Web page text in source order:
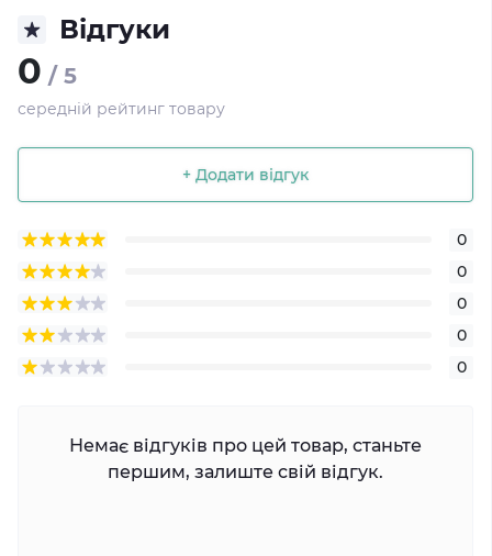
Відгуки
0 / 5
середній рейтинг товару
+ Додати відгук
0
0
0
0
0
Немає відгуків про цей товар, станьте
першим, залиште свій відгук.